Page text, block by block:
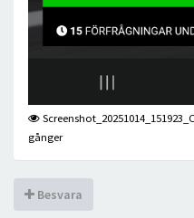
gånger
Besvara